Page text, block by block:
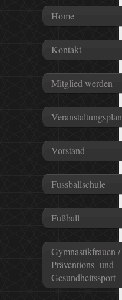
Home
Kontakt
Mitglied werden
Veranstaltungsplan
Vorstand
Fussballschule
Fußball
Gymnastikfrauen /
Präventions- und
Gesundheitssport